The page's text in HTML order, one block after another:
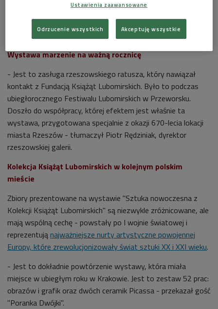
Dali, Picasso, Warhol, Banksy i Hirst- prace tych artystów
zgromadzono na wystawie w jednym polskim mieście i w
jednym miejscu. To Galeria BWA w Rzeszowie.
Wystawa marzenie na ważną rocznicę
- Jest to zasługa rzeszowskiego ratusza, który nawiązał
kontakt z Fundacją Książąt Lubomirskich. Było to podczas
ubiegłorocznego Festiwalu Lubomirskich w Przeworsku.
Doszło do współpracy, której efektem jest właśnie ta
wystawa, przygotowana specjalnie z okazji 670-lecia lokacji
miasta Rzeszów - tłumaczył Piotr Rędziniak, dyrektor
rzeszowskiej galerii.
Kolekcja Książąt Lubomirskich w kolejnym polskim
mieście
Zbiory prezentowane na wystawie "Sztuka nowoczesna z
Kolekcji Książąt Lubomirskich" są niezwykle zróżnicowane, ale
mają wspólną cechę - powstały po I wojnie światowej i
reprezentująnajważniejsze nurty artystyczne powojennej
Europy, które zrewolucjonizowały świat sztuki XX i XXI wieku.
- Jest to dokładnie powtórzenie wystawy, która miała
miejsce w ubiegłym roku w Krakowie. Jest to zestaw 52 prac:
obrazów i grafik oraz dwóch ceramik Picassa - przekazał gość
"Poranka Dwójki".
Ustawienia zaawansowane
Odrzucenie wszystkich Akceptuję wszystkie